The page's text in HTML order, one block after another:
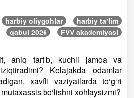
harbiy oliygohlar
harbiy taʼlim
qabul 2026
FVV akademiyasi
aniq tartib, kuchli jamoa va
Kelajakda odamlar
xavfli vaziyatlarda to‘g‘ri
bo‘lishni xohlaysizmi?